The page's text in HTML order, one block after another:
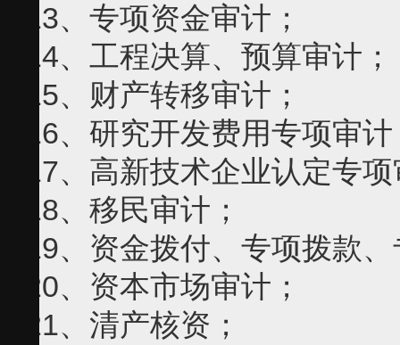
13、专项资金审计；
14、工程决算、预算审计；
15、财产转移审计；
16、研究开发费用专项审
17、高新技术企业认定专
18、移民审计；
19、资金拨付、专项拨款
20、资本市场审计；
21、清产核资；